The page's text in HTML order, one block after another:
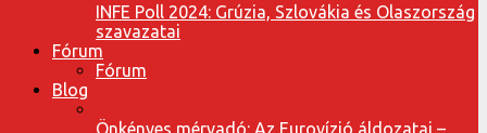
INFE Poll 2024: Grúzia, Szlovákia és Olaszország
szavazatai
Fórum
Fórum
Blog
Önkényes mérvadó: Az Eurovízió áldozatai –